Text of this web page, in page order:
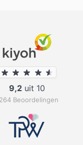
9,2 uit 10
Beoordelingen